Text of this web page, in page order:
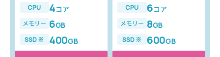
CPU 4コア
メモリー 6GB
SSD※ 400GB
CPU 6コア
メモリー 8GB
SSD※ 600GB